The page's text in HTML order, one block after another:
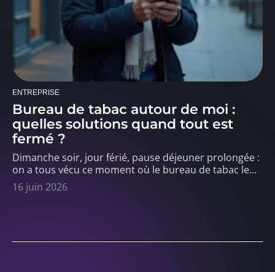
ENTREPRISE
Bureau de tabac autour de moi :
quelles solutions quand tout est
fermé ?
Dimanche soir, jour férié, pause déjeuner prolongée :
on a tous vécu ce moment où le bureau de tabac le…
16 juin 2026